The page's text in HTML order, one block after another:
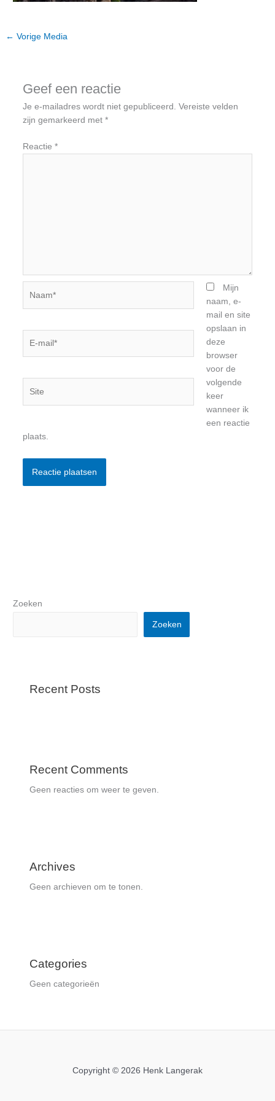
← Vorige Media
Geef een reactie
Je e-mailadres wordt niet gepubliceerd. Vereiste velden
zijn gemarkeerd met *
Reactie *
Mijn
naam, e-
mail en site
opslaan in
deze
browser
voor de
volgende
keer
wanneer ik
een reactie
plaats.
Zoeken
Zoeken
Recent Posts
Recent Comments
Geen reacties om weer te geven.
Archives
Geen archieven om te tonen.
Categories
Geen categorieën
Copyright © 2026 Henk Langerak